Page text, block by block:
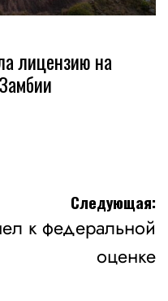
лицензию на
Следующая:
к федеральной
оценке